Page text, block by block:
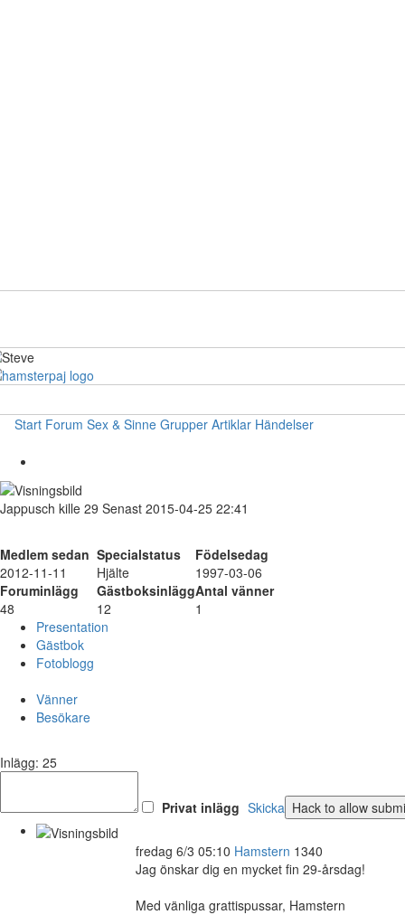
Start Forum Sex & Sinne Grupper Artiklar Händelser
Jappusch kille 29 Senast 2015-04-25 22:41
Medlem sedan Specialstatus
Födelsedag
2012-11-11
Hjälte
1997-03-06
Foruminlägg
GästboksinläggAntal vänner
48
12
1
Presentation
Gästbok
Fotoblogg
Vänner
Besökare
Inlägg: 25
Privat inlägg Skicka
fredag 6/3 05:10 Hamstern 1340
Jag önskar dig en mycket fin 29-årsdag!
Med vänliga grattispussar, Hamstern